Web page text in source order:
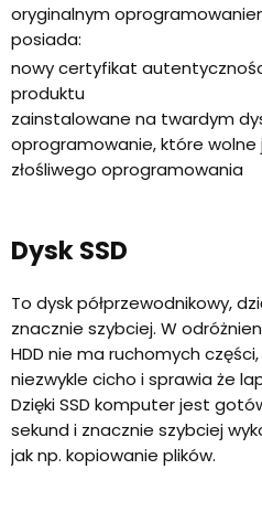
oryginalnym
posiada:
nowy certyfikat
produktu
zainstalowane na twardym
oprogramowanie, które wolne
złośliwego oprogramowania
Dysk SSD
To dysk półprzewodnikowy,
znacznie szybciej. W
HDD nie ma ruchomych
niezwykle cicho i sprawia że
Dzięki SSD komputer jest
sekund i znacznie szybciej
jak np. kopiowanie plików.